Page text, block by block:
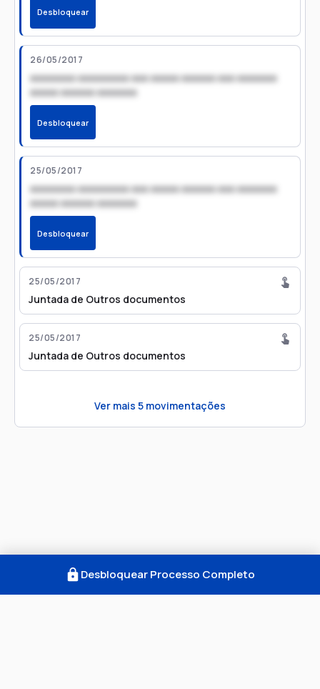
Desbloquear
26/05/2017
xxxxxxxx xxxxxxxxx xxx xxxxx xxxxxx xxx xxxxxxx
xxxxx xxxxxx xxxxxxx
Desbloquear
25/05/2017
xxxxxxxx xxxxxxxxx xxx xxxxx xxxxxx xxx xxxxxxx
xxxxx xxxxxx xxxxxxx
Desbloquear
25/05/2017
Juntada de Outros documentos
25/05/2017
Juntada de Outros documentos
Ver mais 5 movimentações
Desbloquear Processo Completo